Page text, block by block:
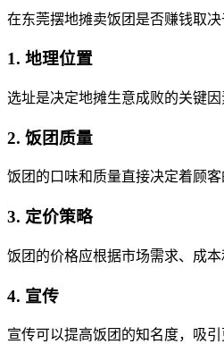
在东莞摆地摊卖饭团是否赚钱取
1. 地理位置
选址是决定地摊生意成败的关键
2. 饭团质量
饭团的口味和质量直接决定着顾
3. 定价策略
饭团的价格应根据市场需求、成
4. 宣传
宣传可以提高饭团的知名度，吸